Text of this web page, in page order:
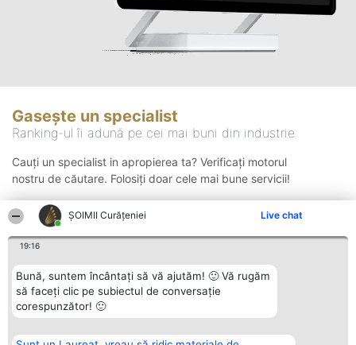
ȘOIMII Curățeniei Live chat
19:16
Bună, suntem încântați să vă ajutăm! 🙂 Vă rugăm
să faceți clic pe subiectul de conversație
corespunzător! 🙂
Gasește un specialist
Ranking-ul îi adună pe cei mai buni din industrie
Cauți un specialist in apropierea ta? Verificați motorul
nostru de căutare. Folosiți doar cele mai bune servicii!